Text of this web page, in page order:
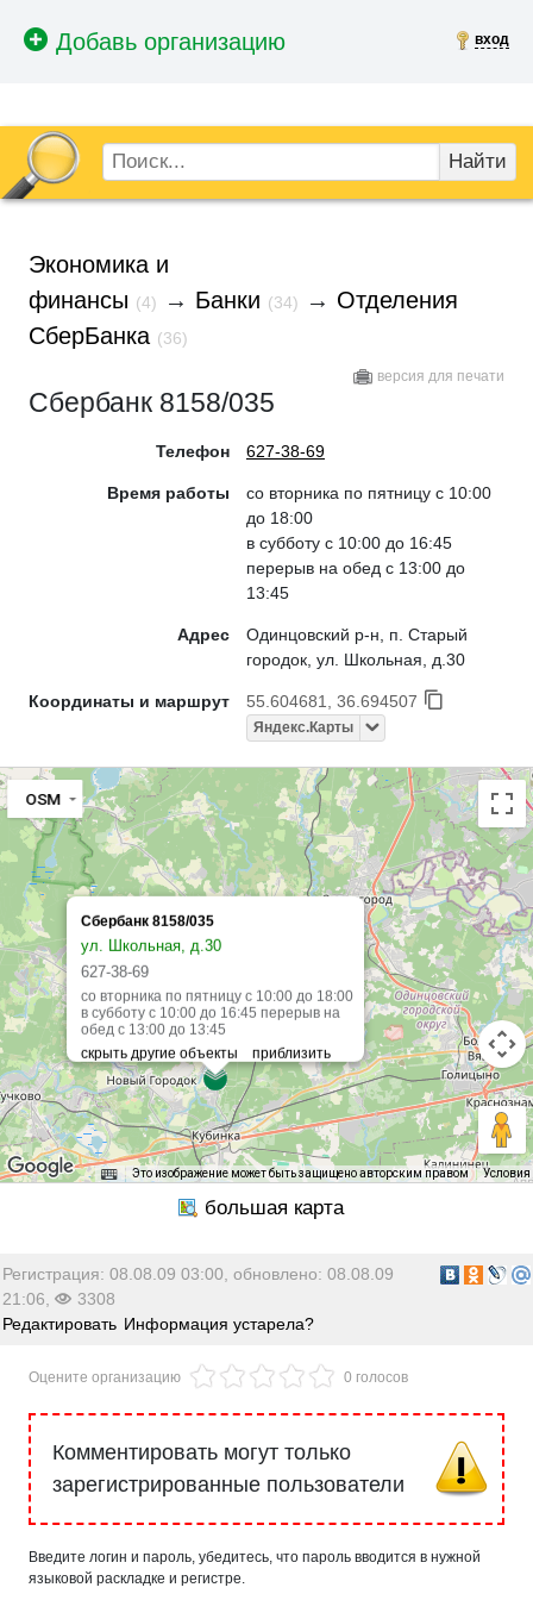
вход
Найти
Экономика и
финансы (4) → Банки (34) → Отделения
СберБанка (36)
версия для печати
Сбербанк 8158/035
Телефон 627-38-69
Время работы
со вторника по пятницу с 10:00
до 18:00
в субботу с 10:00 до 16:45
перерыв на обед с 13:00 до
13:45
Адрес
Одинцовский р-н, п. Старый
городок, ул. Школьная, д.30
Координаты и маршрут 55.604681, 36.694507
Яндекс.Карты
Сбербанк 8158/035
ул. Школьная, д.30
627-38-69
со вторника по пятницу с 10:00 до 18:00
в субботу с 10:00 до 16:45 перерыв на
обед с 13:00 до 13:45
OSM
Это изображение может быть защищено авторским правом Условия
Регистрация: 08.08.09 03:00, обновлено: 08.08.09
21:06,
3308
Редактировать Информация устарела?
Оцените организацию 0 голосов
Комментировать могут только
зарегистрированные пользователи
Введите логин и пароль, убедитесь, что пароль вводится в нужной
языковой раскладке и регистре.